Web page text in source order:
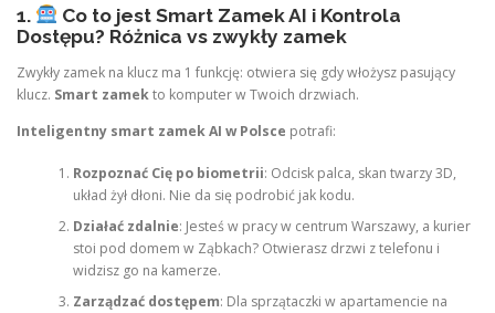
1.
Co to jest Smart Zamek AI i Kontrola
Dostępu? Różnica vs zwykły zamek
Zwykły zamek na klucz ma 1 funkcję: otwiera się gdy włożysz pasujący
klucz. Smart zamekto komputer w Twoich drzwiach.
Inteligentny smart zamek AI w Polsce potrafi:
Rozpoznać Cię po biometrii: Odcisk palca, skan twarzy 3D,
układ żył dłoni. Nie da się podrobić jak kodu.
Działać zdalnie: Jesteś w pracy w centrum Warszawy, a kurier
stoi pod domem w Ząbkach? Otwierasz drzwi z telefonu i
widzisz go na kamerze.
Zarządzać dostępem: Dla sprzątaczki w apartamencie na